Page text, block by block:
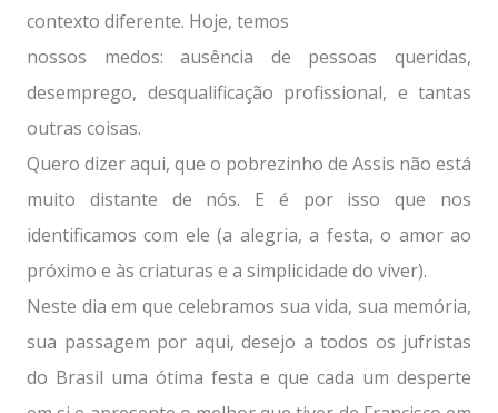
contexto diferente. Hoje, temos
nossos medos: ausência de pessoas queridas,
desemprego, desqualificação profissional, e tantas
outras coisas.
Quero dizer aqui, que o pobrezinho de Assis não está
muito distante de nós. E é por isso que nos
identificamos com ele (a alegria, a festa, o amor ao
próximo e às criaturas e a simplicidade do viver).
Neste dia em que celebramos sua vida, sua memória,
sua passagem por aqui, desejo a todos os jufristas
do Brasil uma ótima festa e que cada um desperte